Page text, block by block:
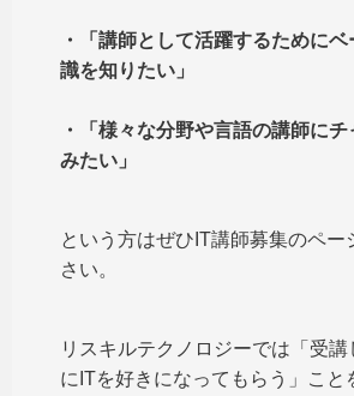
・「講師として活躍するために
識を知りたい」
・「様々な分野や言語の講師に
みたい」
という方はぜひIT講師募集のペー
さい。
リスキルテクノロジーでは「受講
にITを好きになってもらう」こと